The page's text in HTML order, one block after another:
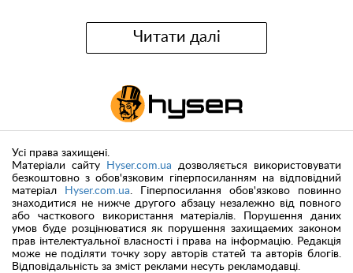
Читати далі
Усі права захищені.
Матеріали сайту
Hyser.com.ua дозволяється використовувати
безкоштовно з обов'язковим гіперпосиланням на відповідний
матеріал
Hyser.com.ua. Гіперпосилання обов'язково повинно
знаходитися не нижче другого абзацу незалежно від повного
або часткового використання матеріалів. Порушення даних
умов буде розцінюватися як порушення захищаемих законом
прав інтелектуальної власності і права на інформацію. Редакція
може не поділяти точку зору авторів статей та авторів блогів.
Відповідальність за зміст реклами несуть рекламодавці.